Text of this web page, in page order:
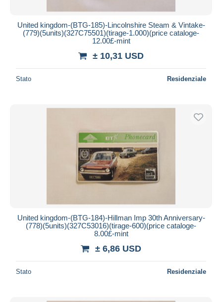
United kingdom-(BTG-185)-Lincolnshire Steam & Vintake-
(779)(5units)(327C75501)(tirage-1.000)(price cataloge-
12.00£-mint
± 10,31 USD
Stato Residenziale
United kingdom-(BTG-184)-Hillman Imp 30th Anniversary-
(778)(5units)(327C53016)(tirage-600)(price cataloge-
8.00£-mint
± 6,86 USD
Stato Residenziale